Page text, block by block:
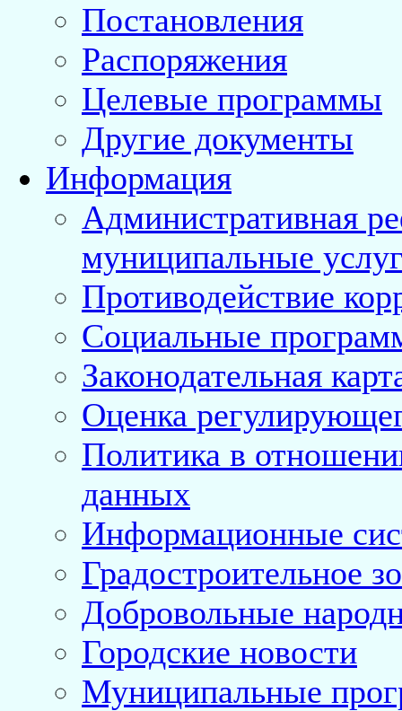
Постановления
Распоряжения
Целевые программы
Другие документы
Информация
Административная
муниципальные
Противодействие
Социальные
Законодательная
Оценка
Политика в
данных
Информационные
Градостроительное
Добровольные
Городские новости
Муниципальные